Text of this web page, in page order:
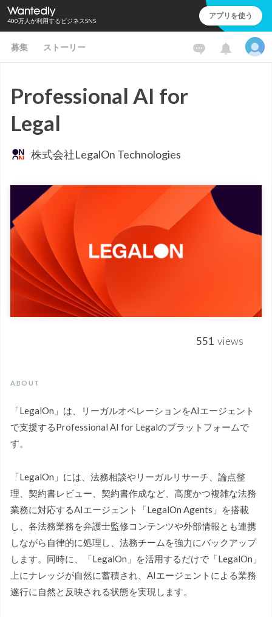
400万人が利用するビジネスSNS アプリを使う
募集 ストーリー
Professional AI for
Legal
株式会社LegalOn Technologies
551 views
ABOUT
「LegalOn」は、リーガルオペレーションをAIエージェント
で支援するProfessional AI for Legalのプラットフォームで
す。
「LegalOn」には、法務相談やリーガルリサーチ、論点整
理、契約書レビュー、契約書作成など、高度かつ複雑な法務
業務に対応するAIエージェント「LegalOn Agents」を搭載
し、各法務業務を弁護士監修コンテンツや外部情報とも連携
しながら自律的に処理し、法務チームを強力にバックアップ
します。同時に、「LegalOn」を活用するだけで「LegalOn」
上にナレッジが自然に蓄積され、AIエージェントによる業務
遂行に自然と反映される状態を実現します。